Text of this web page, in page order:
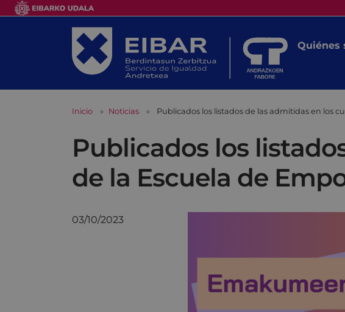
Quiénes
Inicio Noticias Publicados los listados de las admitidas en los
Publicados los
de la Escuela de
03/10/2023